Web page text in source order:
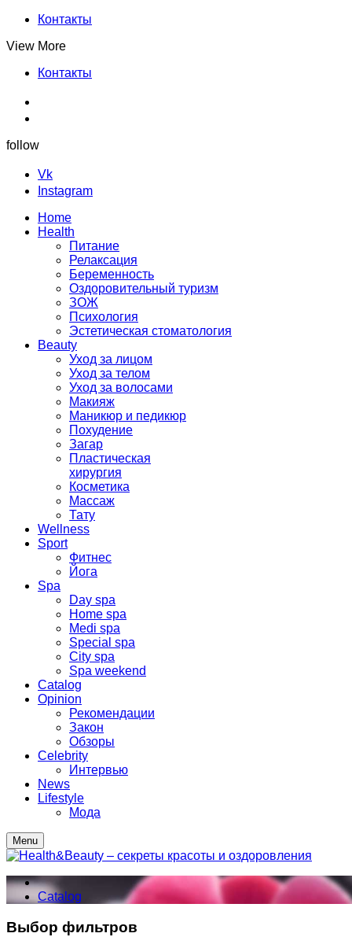
Контакты
View More
Контакты
follow
Vk
Instagram
Home
Health
Питание
Релаксация
Беременность
Оздоровительный туризм
ЗОЖ
Психология
Эстетическая стоматология
Beauty
Уход за лицом
Уход за телом
Уход за волосами
Макияж
Маникюр и педикюр
Похудение
Загар
Пластическая
хирургия
Косметика
Массаж
Тату
Wellness
Sport
Фитнес
Йога
Spa
Day spa
Home spa
Medi spa
Special spa
City spa
Spa weekend
Catalog
Opinion
Рекомендации
Закон
Обзоры
Celebrity
Интервью
News
Lifestyle
Мода
Menu
Catalog
Выбор фильтров